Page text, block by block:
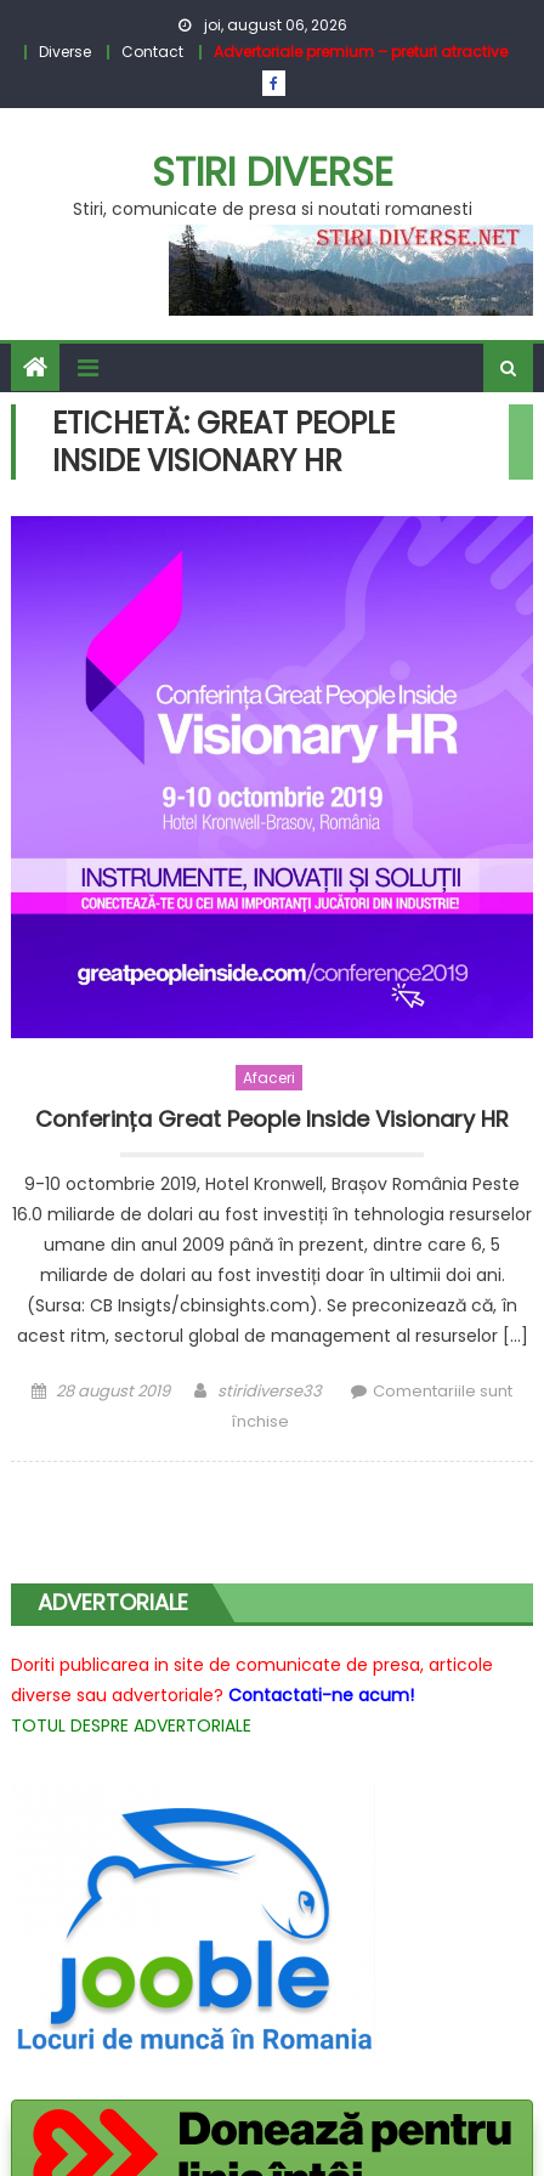
joi, august 06, 2026
Diverse
Contact Advertoriale premium – preturi atractive
STIRI DIVERSE
Stiri, comunicate de presa si noutati romanesti
ETICHETĂ: GREAT PEOPLE
INSIDE VISIONARY HR
Afaceri
Conferința Great People Inside Visionary HR
9-10 octombrie 2019, Hotel Kronwell, Brașov România Peste
16.0 miliarde de dolari au fost investiți în tehnologia resurselor
umane din anul 2009 până în prezent, dintre care 6, 5
miliarde de dolari au fost investiți doar în ultimii doi ani.
(Sursa: CB Insigts/cbinsights.com). Se preconizează că, în
acest ritm, sectorul global de management al resurselor […]
Posted
28 august 2019 Author
stiridiverse33
Comentariile sunt
închisepentru
HR
ADVERTORIALE
Doriti publicarea in site de comunicate de presa, articole
diverse sau advertoriale? Contactati-ne acum!
TOTUL DESPRE ADVERTORIALE